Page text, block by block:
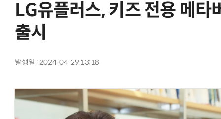
LG유플러스, 키즈 전용 메
출시
발행일 : 2024-04-29 13:18